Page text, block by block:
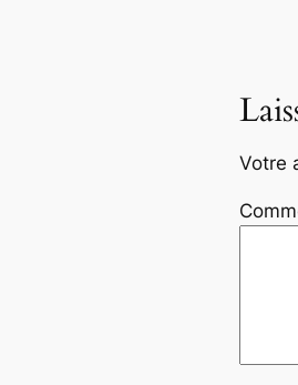
Votre